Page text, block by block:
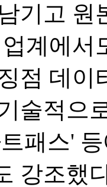
기고
계에서
점 데
술적으
패스'
강조했